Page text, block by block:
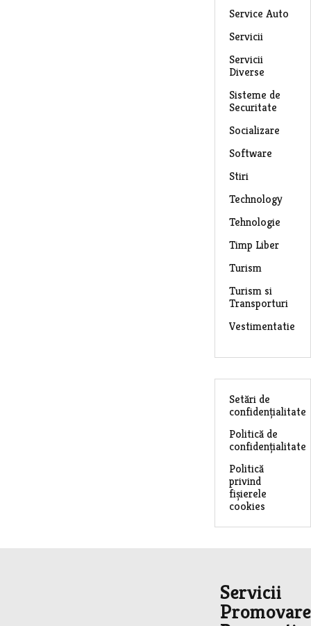
Service Auto
Servicii
Servicii
Diverse
Sisteme de
Securitate
Socializare
Software
Stiri
Technology
Tehnologie
Timp Liber
Turism
Turism si
Transporturi
Vestimentatie
Setări de
confidențialitate
Politică de
confidențialitate
Politică
privind
fișierele
cookies
Servicii
Promovare